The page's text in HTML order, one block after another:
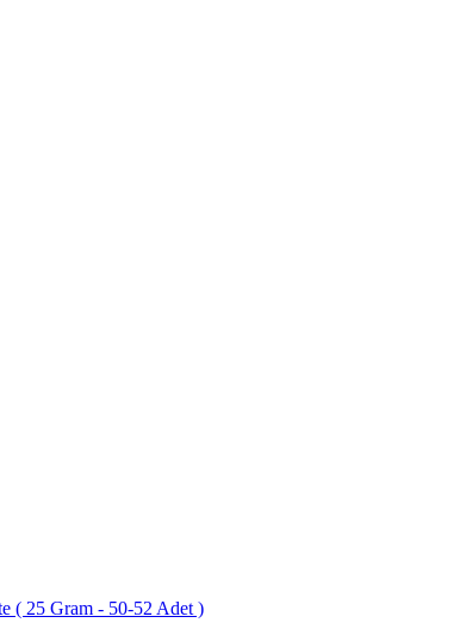
( 25 Gram - 50-52 Adet )